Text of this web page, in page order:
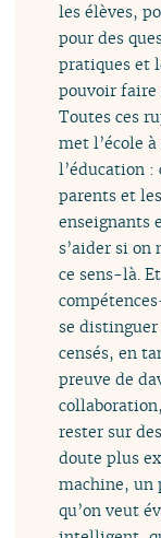
les élèves,
pour des
pratiques et
pouvoir faire
Toutes ces
met l’école
l’éducation
parents et
enseignants
s’aider si on
ce sens-là.
se distinguer
censés, en
preuve de
rester sur
doute plus
machine, un
qu’on veut